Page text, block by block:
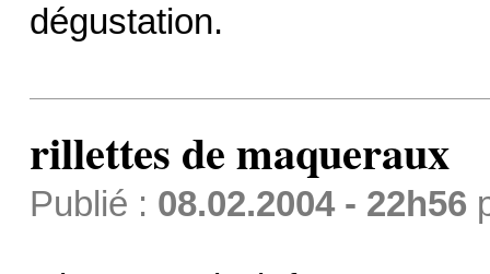
dégustation.
rillettes de maqueraux
Publié : 08.02.2004 - 22h56